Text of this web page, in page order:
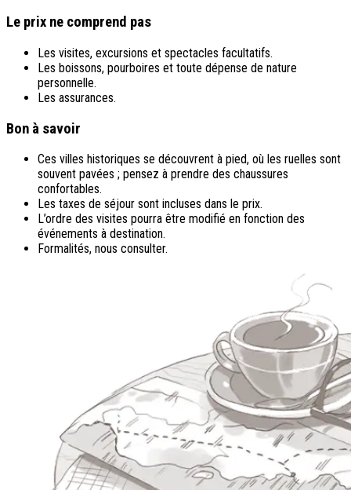
Le prix ne comprend pas
Les visites, excursions et spectacles facultatifs.
Les boissons, pourboires et toute dépense de nature
personnelle.
Les assurances.
Bon à savoir
Ces villes historiques se découvrent à pied, où les ruelles sont
souvent pavées ; pensez à prendre des chaussures
confortables.
Les taxes de séjour sont incluses dans le prix.
L’ordre des visites pourra être modifié en fonction des
événements à destination.
Formalités, nous consulter.